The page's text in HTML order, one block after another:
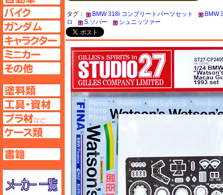
タグ： BMW 318i コンプリートパーツセット
BMW
ロ
S.ソパー シュニッツァー
バイクページへ
ガンダムページへ
キャラクターページへ
ミニカーページへ
その他ページへ
塗料ページへ
工具ページへ
プラ材ページへ
ケースページへ
書籍ページへ
メーカー一覧のページはこちら